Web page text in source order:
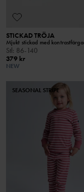
STICKAD TRÖJA
Mjukt stickad med
Stl: 86-140
379 kr
NEW
SEASONAL STRIPE